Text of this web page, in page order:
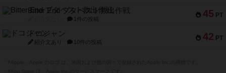
45 PT
Bitter End ブタペスト救出作戦
1件の投稿
42 PT
ドコジャン
紹介文あり 10件の投稿